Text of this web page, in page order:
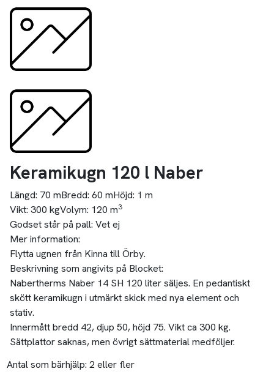
Keramikugn 120 l Naber
Längd: 70 mBredd: 60 mHöjd: 1 m
Vikt: 300 kgVolym: 120 m3
Godset står på pall: Vet ej
Mer information:
Flytta ugnen från Kinna till Örby.
Beskrivning som angivits på Blocket:
Nabertherms Naber 14 SH 120 liter säljes. En pedantiskt
skött keramikugn i utmärkt skick med nya element och
stativ.
Innermått bredd 42, djup 50, höjd 75. Vikt ca 300 kg.
Sättplattor saknas, men övrigt sättmaterial medföljer.
Antal som bärhjälp: 2 eller fler